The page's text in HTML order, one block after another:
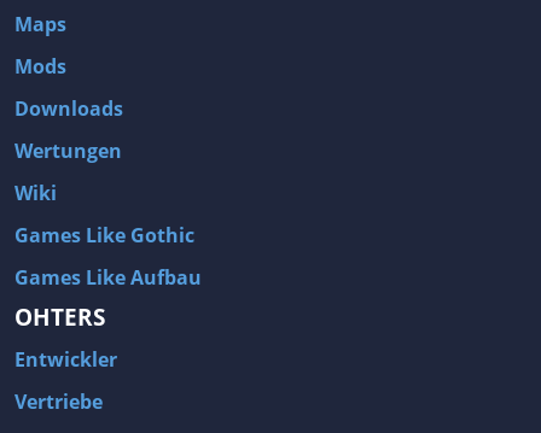
Maps
Mods
Downloads
Wertungen
Wiki
Games Like Gothic
Games Like Aufbau
OHTERS
Entwickler
Vertriebe